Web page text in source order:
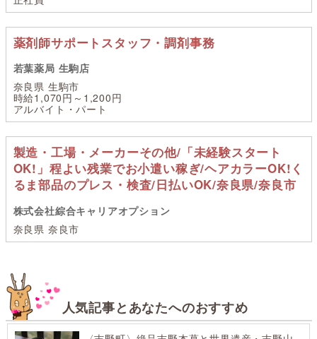
薬剤師サポートスタッフ・調剤事務
若葉薬局 生駒店
奈良県 生駒市
時給1,070円～1,200円
アルバイト・パート
製造・工場・メーカーその他/「未経験スタート
OK!」程よい残業でお小遣い稼ぎ/ヘアカラーOK!く
るま部品のプレス・検査/日払いOK/奈良県/奈良市
株式会社綜合キャリアオプション
奈良県 奈良市
人気記事とあなたへのおすすめ